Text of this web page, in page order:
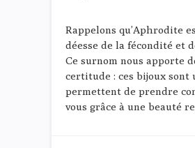
Rappelons qu’Aphrodite
déesse de la fécondité et
Ce surnom nous apporte
certitude : ces bijoux sont
permettent de prendre
vous grâce à une beauté